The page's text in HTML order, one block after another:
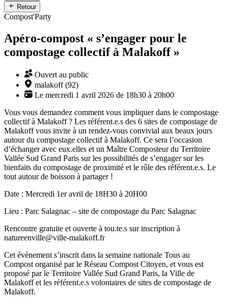
Retour
Compost'Party
Apéro-compost « s’engager pour le
compostage collectif à Malakoff »
Ouvert au public
malakoff (92)
Le mercredi 1 avril 2026 de 18h30 à 20h00
Vous vous demandez comment vous impliquer dans le compostage
collectif à Malakoff ? Les référent.e.s des 6 sites de compostage de
Malakoff vous invite à un rendez-vous convivial aux beaux jours
autour du compostage collectif à Malakoff. Ce sera l’occasion
d’échanger avec eux.elles et un Maître Composteur du Territoire
Vallée Sud Grand Paris sur les possibilités de s’engager sur les
bienfaits du compostage de proximité et le rôle des référent.e.s. Le
tout autour de boisson à partager !
Date : Mercredi 1er avril de 18H30 à 20H00
Lieu : Parc Salagnac – site de compostage du Parc Salagnac
Rencontre gratuite et ouverte à tou.te.s sur inscription à
natureenville@ville-malakoff.fr
Cet évènement s’inscrit dans la semaine nationale Tous au
Compost organisé par le Réseau Compost Citoyen, et vous est
proposé par le Territoire Vallée Sud Grand Paris, la Ville de
Malakoff et les référent.e.s volontaires de sites de compostage de
Malakoff.